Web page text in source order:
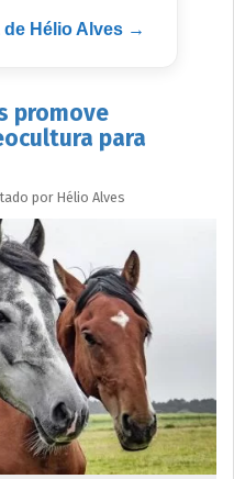
de Hélio Alves →
promove
para
porHélio Alves